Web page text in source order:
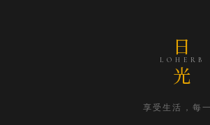
日
LOHERB
光
享受生活，每